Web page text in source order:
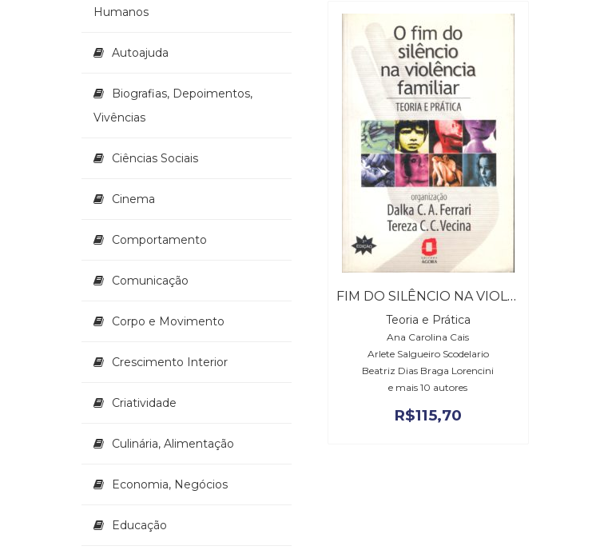
FIM DO SILÊNCIO NA VIOLÊNCIA FAMILIAR, O
Teoria e Prática
Ana Carolina Cais
Arlete Salgueiro Scodelario
Beatriz Dias Braga Lorencini
e mais 10 autores
R$115,70
Humanos
Autoajuda
Biografias, Depoimentos,
Vivências
Ciências Sociais
Cinema
Comportamento
Comunicação
Corpo e Movimento
Crescimento Interior
Criatividade
Culinária, Alimentação
Economia, Negócios
Educação